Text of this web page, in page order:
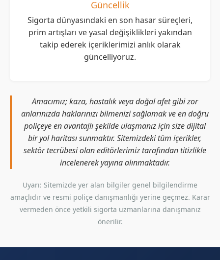
Güncellik
Sigorta dünyasındaki en son hasar süreçleri,
prim artışları ve yasal değişiklikleri yakından
takip ederek içeriklerimizi anlık olarak
güncelliyoruz.
Amacımız; kaza, hastalık veya doğal afet gibi zor
anlarınızda haklarınızı bilmenizi sağlamak ve en doğru
poliçeye en avantajlı şekilde ulaşmanız için size dijital
bir yol haritası sunmaktır. Sitemizdeki tüm içerikler,
sektör tecrübesi olan editörlerimiz tarafından titizlikle
incelenerek yayına alınmaktadır.
Uyarı: Sitemizde yer alan bilgiler genel bilgilendirme
amaçlıdır ve resmi poliçe danışmanlığı yerine geçmez. Karar
vermeden önce yetkili sigorta uzmanlarına danışmanız
önerilir.